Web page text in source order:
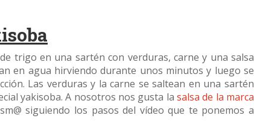
trigo en una sartén con verduras, carne y una salsa
en agua hirviendo durante unos minutos y luego se
Las verduras y la carne se saltean en una sartén
yakisoba. A nosotros nos gusta la salsa de la marca
siguiendo los pasos del vídeo que te ponemos a